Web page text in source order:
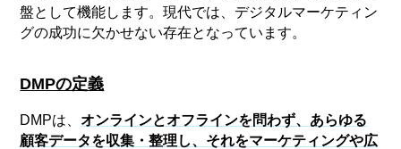
盤として機能します。現代では、デジタルマーケティン
グの成功に欠かせない存在となっています。
DMPの定義
DMPは、 オンラインとオフラインを問わず、あらゆる
顧客データを収集・整理し、それをマーケティングや広